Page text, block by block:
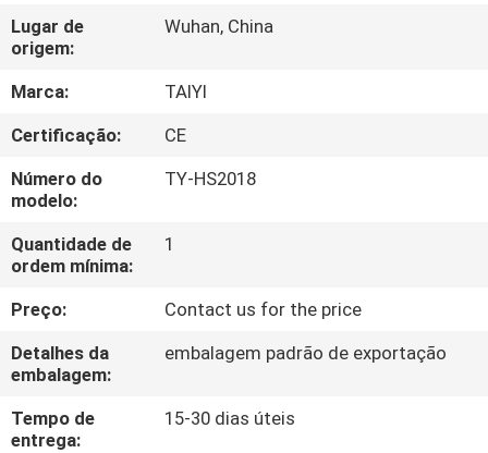
SOBRE
NÓS
VISITA
À
FÁBRICA
CONTATE-
NOS
NOTÍCIA
Lugar de
origem:
Wuhan, China
Marca:
TAIYI
Certificação:
CE
Número do
modelo:
TY-HS2018
Quantidade de
ordem mínima:
1
Preço:
Contact us for the price
Detalhes da
embalagem:
embalagem padrão de exportação
Tempo de
entrega:
15-30 dias úteis